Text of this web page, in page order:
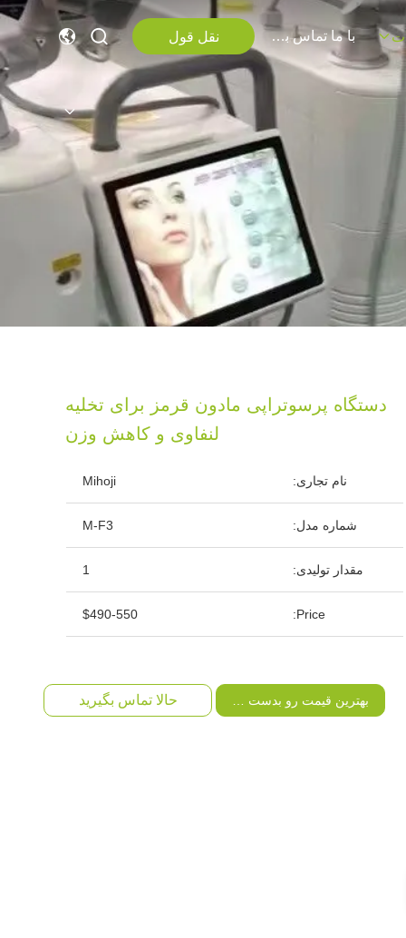
با ما تماس بگیرید نقل قول
دستگاه پرسوتراپی مادون قرمز برای تخلیه
لنفاوی و کاهش وزن
نام تجاری: Mihoji
شماره مدل: M-F3
مقدار تولیدی: 1
Price:
$490-550
بهترین قیمت رو بدست بیار حالا تماس بگیرید